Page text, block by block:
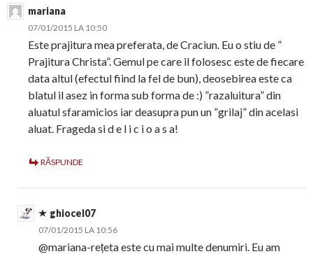
mariana
07/01/2015 LA 10:50
Este prajitura mea preferata, de Craciun. Eu o stiu de ”
Prajitura Christa”. Gemul pe care il folosesc este de fiecare
data altul (efectul fiind la fel de bun), deosebirea este ca
blatul il asez in forma sub forma de :) ”razaluitura” din
aluatul sfaramicios iar deasupra pun un ”grilaj” din acelasi
aluat. Frageda si d e l i c i o a s a!
RĂSPUNDE
ghiocel07
07/01/2015 LA 10:56
@mariana-rețeta este cu mai multe denumiri. Eu am